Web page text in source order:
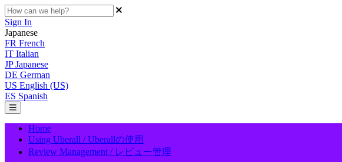
Sign In
Japanese
FR French
IT Italian
JP Japanese
DE German
US English (US)
ES Spanish
Home
Using Uberall / Uberallの使用
Review Management / レビュー管理